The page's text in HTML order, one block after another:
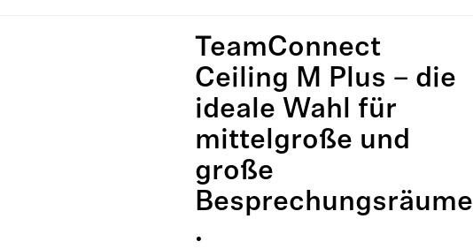
TeamConnect
Ceiling M Plus – die
ideale Wahl für
mittelgroße und
große
Besprechungsräume
.